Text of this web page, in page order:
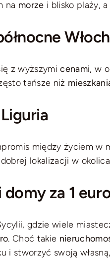
na morze i blisko plaży,
z wyższymicenami, w
tańsze niż
między życiem w
lokalizacji w
domy za 1
gdzie wiele
. Choć takie
i stworzyć swoją własną,